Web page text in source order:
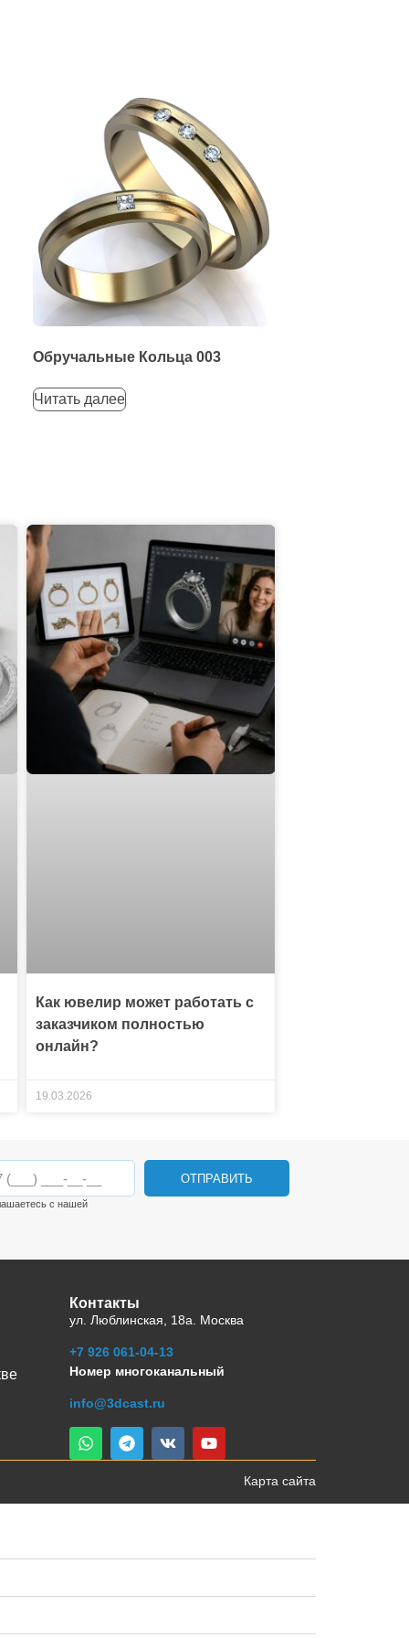
Обручальные Кольца 003
Читать далее
Как ювелир может работать с
заказчиком полностью
онлайн?
19.03.2026
ОТПРАВИТЬ
с нашей
Контакты
ул. Люблинская, 18а. Москва
+7 926 061-04-13
Номер многоканальный
info@3dcast.ru
Карта сайта